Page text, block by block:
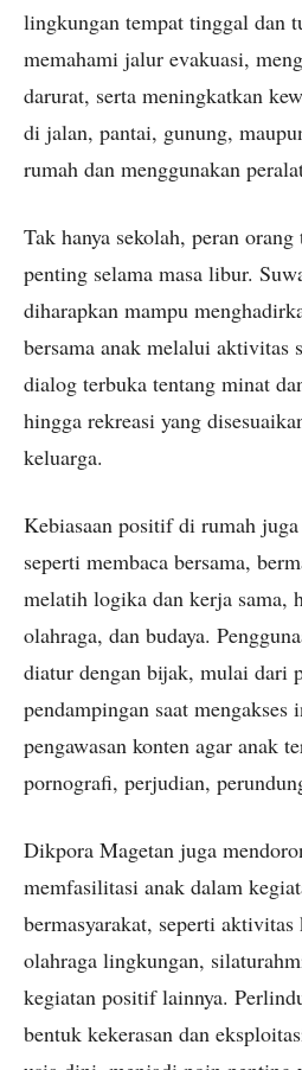
lingkungan tempat tinggal dan
memahami jalur evakuasi,
darurat, serta meningkatkan
di jalan, pantai, gunung,
rumah dan menggunakan
Tak hanya sekolah, peran
penting selama masa libur.
diharapkan mampu
bersama anak melalui aktivitas
dialog terbuka tentang minat
hingga rekreasi yang
keluarga.
Kebiasaan positif di rumah
seperti membaca bersama,
melatih logika dan kerja sama,
olahraga, dan budaya.
diatur dengan bijak, mulai dari
pendampingan saat mengakses
pengawasan konten agar anak
pornografi, perjudian,
Dikpora Magetan juga
memfasilitasi anak dalam
bermasyarakat, seperti aktivitas
olahraga lingkungan,
kegiatan positif lainnya.
bentuk kekerasan dan